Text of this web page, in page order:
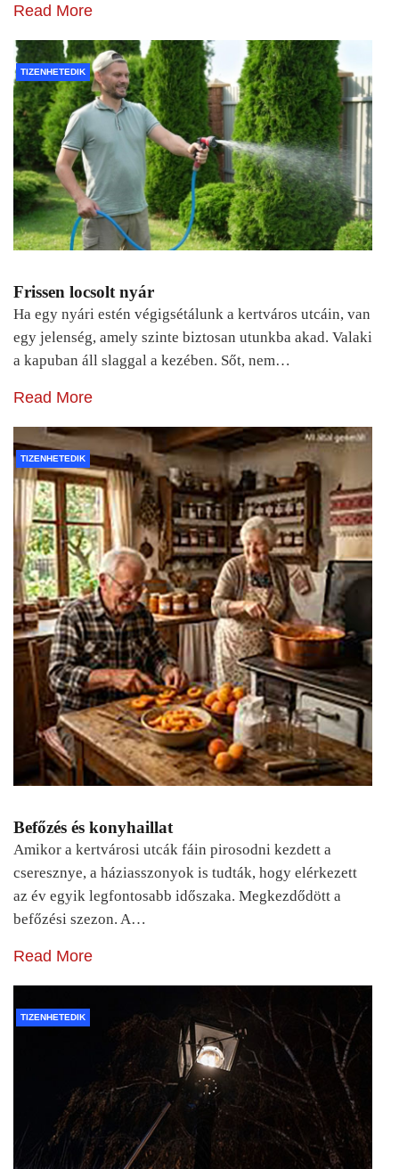
Read More
TIZENHETEDIK
Frissen locsolt nyár
Ha egy nyári estén végigsétálunk a kertváros utcáin, van
egy jelenség, amely szinte biztosan utunkba akad. Valaki
a kapuban áll slaggal a kezében. Sőt, nem…
Read More
TIZENHETEDIK
Befőzés és konyhaillat
Amikor a kertvárosi utcák fáin pirosodni kezdett a
cseresznye, a háziasszonyok is tudták, hogy elérkezett
az év egyik legfontosabb időszaka. Megkezdődött a
befőzési szezon. A…
Read More
TIZENHETEDIK